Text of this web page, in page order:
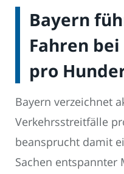
Bayern
Fahren
pro
Bayern verzeichnet
Verkehrsstreitfälle
beansprucht damit
Sachen